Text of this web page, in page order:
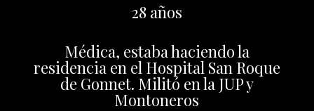
28 años
Médica, estaba haciendo la
residencia en el Hospital San Roque
de Gonnet. Militó en la JUP y
Montoneros